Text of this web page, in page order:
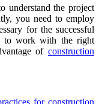
understand the project
you need to employ
for the successful
to work with the right
of construction